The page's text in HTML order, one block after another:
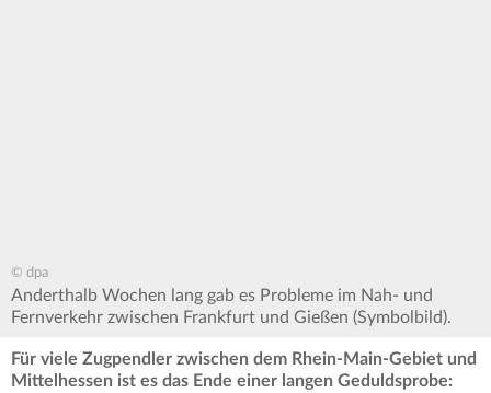
© dpa
Anderthalb Wochen lang gab es Probleme im Nah- und
Fernverkehr zwischen Frankfurt und Gießen (Symbolbild).
Für viele Zugpendler zwischen dem Rhein-Main-Gebiet und
Mittelhessen ist es das Ende einer langen Geduldsprobe: